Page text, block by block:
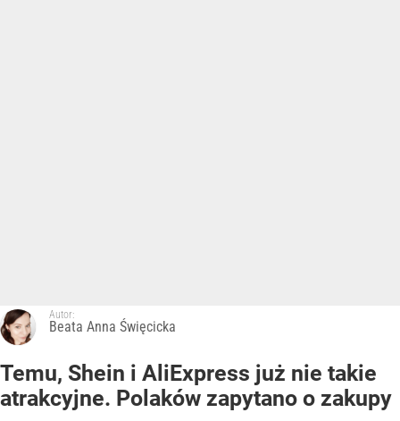
Autor:
Beata Anna Święcicka
Temu, Shein i AliExpress już nie takie
atrakcyjne. Polaków zapytano o zakupy